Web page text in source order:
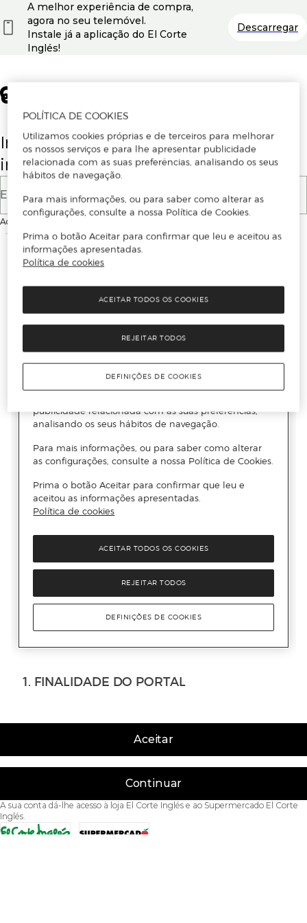
Insira o seu email para se registar ou
iniciar sessão.
E-mail
Ao continuar, aceitas as
Aceitar
Continuar
A sua conta dá-lhe acesso à loja El Corte Inglés e ao Supermercado El Corte
Inglés.
A melhor experiência de compra,
agora no seu telemóvel.
Instale já a aplicação do El Corte
Inglés!
Descarregar
POLÍTICA DE COOKIES
Utilizamos cookies próprias e de terceiros para melhorar
os nossos serviços e para lhe apresentar publicidade
relacionada com as suas preferências, analisando os seus
hábitos de navegação.
Para mais informações, ou para saber como alterar as
configurações, consulte a nossa Política de Cookies.
Prima o botão Aceitar para confirmar que leu e aceitou as
informações apresentadas.
Política de cookies
REJEITAR TODOS
ACEITAR TODOS OS COOKIES
DEFINIÇÕES DE COOKIES